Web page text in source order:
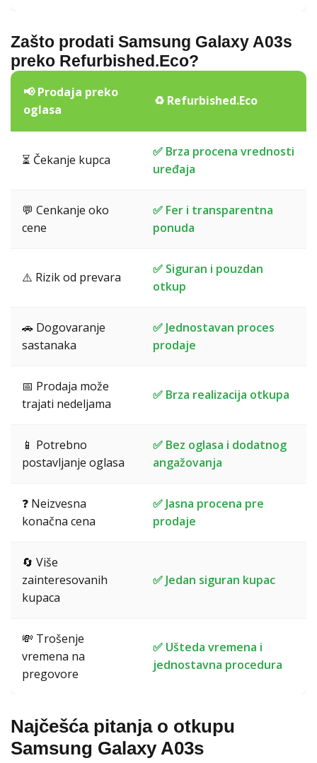
Zašto prodati Samsung Galaxy A03s
preko Refurbished.Eco?
📢 Prodaja preko
oglasa
♻️ Refurbished.Eco
⏳ Čekanje kupca
✅ Brza procena vrednosti
uređaja
💬 Cenkanje oko
cene
✅ Fer i transparentna
ponuda
⚠️ Rizik od prevara
✅ Siguran i pouzdan
otkup
🚗 Dogovaranje
sastanaka
✅ Jednostavan proces
prodaje
📅 Prodaja može
trajati nedeljama
✅ Brza realizacija otkupa
📱 Potrebno
postavljanje oglasa
✅ Bez oglasa i dodatnog
angažovanja
❓ Neizvesna
konačna cena
✅ Jasna procena pre
prodaje
🔄 Više
zainteresovanih
kupaca
✅ Jedan siguran kupac
💸 Trošenje
vremena na
pregovore
✅ Ušteda vremena i
jednostavna procedura
Najčešća pitanja o otkupu
Samsung Galaxy A03s